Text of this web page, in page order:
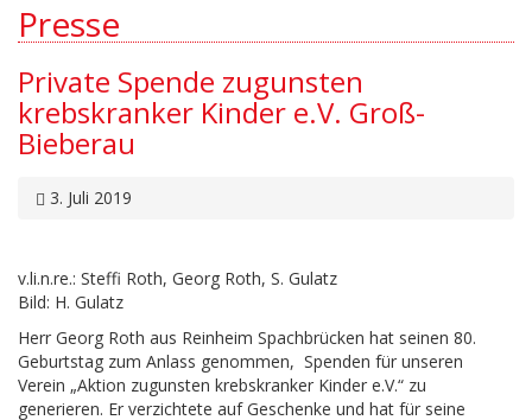
Presse
Private Spende zugunsten
krebskranker Kinder e.V. Groß-
Bieberau
3. Juli 2019
v.li.n.re.: Steffi Roth, Georg Roth, S. Gulatz
Bild: H. Gulatz
Herr Georg Roth aus Reinheim Spachbrücken hat seinen 80.
Geburtstag zum Anlass genommen, Spenden für unseren
Verein „Aktion zugunsten krebskranker Kinder e.V.“ zu
generieren. Er verzichtete auf Geschenke und hat für seine